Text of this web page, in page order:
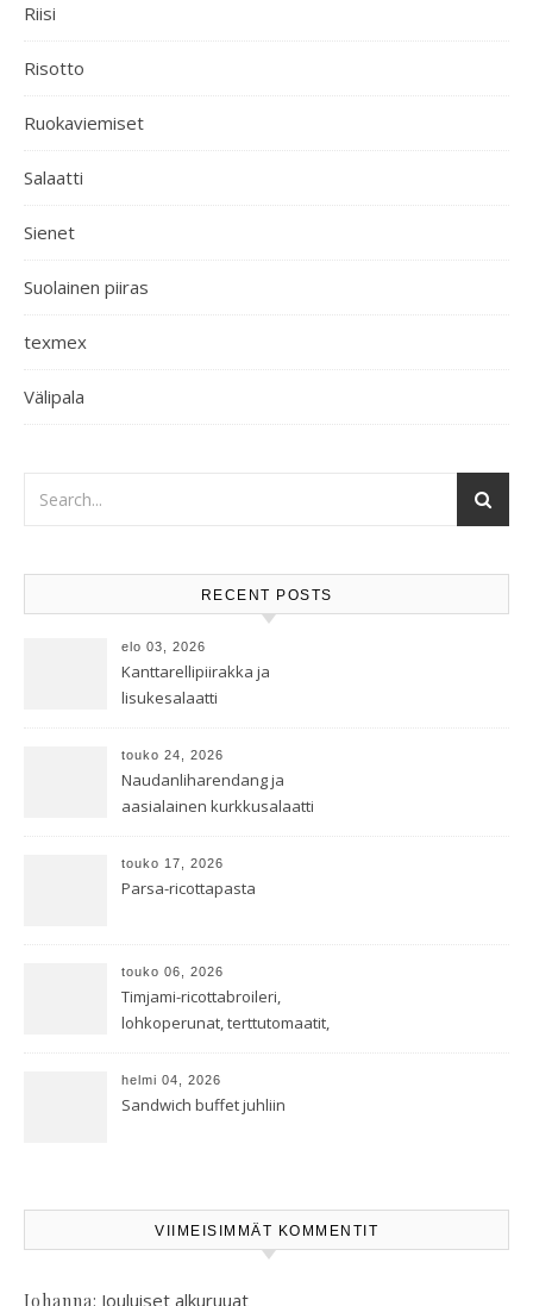
Riisi
Risotto
Ruokaviemiset
Salaatti
Sienet
Suolainen piiras
texmex
Välipala
RECENT POSTS
elo 03, 2026
Kanttarellipiirakka ja
lisukesalaatti
touko 24, 2026
Naudanliharendang ja
aasialainen kurkkusalaatti
touko 17, 2026
Parsa-ricottapasta
touko 06, 2026
Timjami-ricottabroileri,
lohkoperunat, terttutomaatit,
salaatti
helmi 04, 2026
Sandwich buffet juhliin
VIIMEISIMMÄT KOMMENTIT
Johanna: Jouluiset alkuruuat